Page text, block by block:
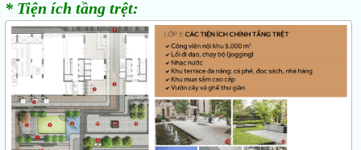
* Tiện ích tầng trệt: